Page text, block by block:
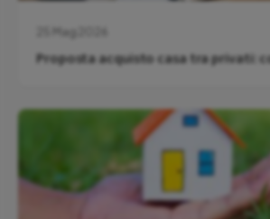
25 Mag 2026
Proposta acquisto casa tra privati: